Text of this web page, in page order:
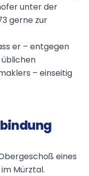
unter der
gerne zur
er – entgegen
– einseitig
eines
Mürztal.